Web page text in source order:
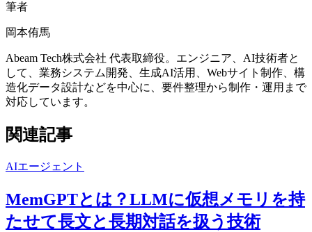
筆者
岡本侑馬
Abeam Tech株式会社 代表取締役。エンジニア、AI技術者と
して、業務システム開発、生成AI活用、Webサイト制作、構
造化データ設計などを中心に、要件整理から制作・運用まで
対応しています。
関連記事
AIエージェント
MemGPTとは？LLMに仮想メモリを持
たせて長文と長期対話を扱う技術